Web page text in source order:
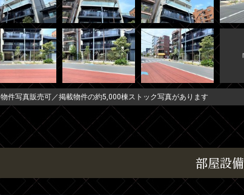
物件写真販売可／掲載物件の約5,000棟ストック写真があります
部屋設備